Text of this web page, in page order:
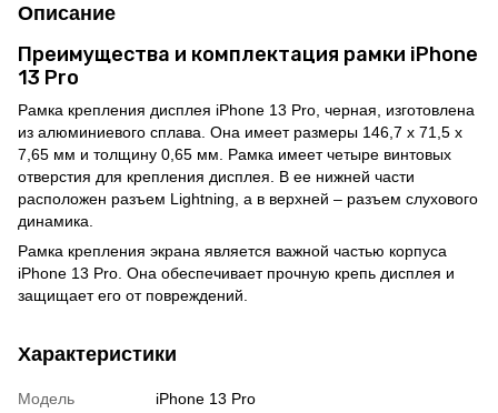
Описание
Преимущества и комплектация рамки iPhone
13 Pro
Рамка крепления дисплея iPhone 13 Pro, черная, изготовлена
из алюминиевого сплава. Она имеет размеры 146,7 x 71,5 x
7,65 мм и толщину 0,65 мм. Рамка имеет четыре винтовых
отверстия для крепления дисплея. В ее нижней части
расположен разъем Lightning, а в верхней – разъем слухового
динамика.
Рамка крепления экрана является важной частью корпуса
iPhone 13 Pro. Она обеспечивает прочную крепь дисплея и
защищает его от повреждений.
Характеристики
Модель
iPhone 13 Pro